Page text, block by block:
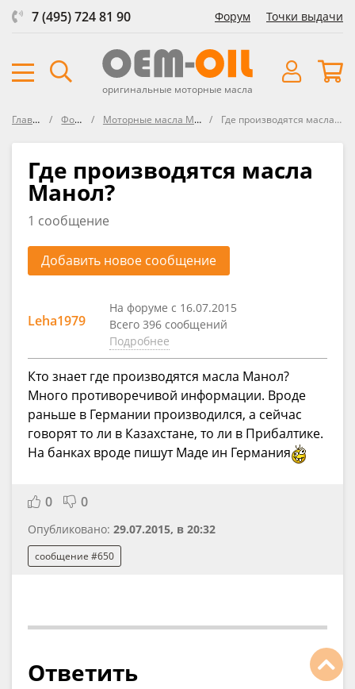
7 (495) 724 81 90 Форум Точки выдачи
оригинальные моторные масла
Главная Форум Моторные масла MANNOL Где производятся масла Манол?
Где производятся масла
Манол?
1 сообщение
Добавить новое сообщение
Leha1979
На форуме с 16.07.2015
Всего 396 сообщений
Подробнее
Кто знает где производятся масла Манол?
Много противоречивой информации. Вроде
раньше в Германии производился, а сейчас
говорят то ли в Казахстане, то ли в Прибалтике.
На банках вроде пишут Маде ин Германия
0 0
Опубликовано: 29.07.2015, в 20:32
сообщение #650
Ответить